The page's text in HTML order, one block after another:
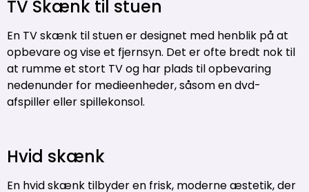
TV Skænk til stuen
En TV skænk til stuen er designet med henblik på at
opbevare og vise et fjernsyn. Det er ofte bredt nok til
at rumme et stort TV og har plads til opbevaring
nedenunder for medieenheder, såsom en dvd-
afspiller eller spillekonsol.
Hvid skænk
En hvid skænk tilbyder en frisk, moderne æstetik, der